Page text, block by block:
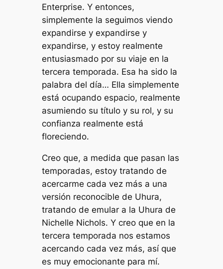
Enterprise. Y entonces,
simplemente la seguimos viendo
expandirse y expandirse y
expandirse, y estoy realmente
entusiasmado por su viaje en la
tercera temporada. Esa ha sido la
palabra del día… Ella simplemente
está ocupando espacio, realmente
asumiendo su título y su rol, y su
confianza realmente está
floreciendo.
Creo que, a medida que pasan las
temporadas, estoy tratando de
acercarme cada vez más a una
versión reconocible de Uhura,
tratando de emular a la Uhura de
Nichelle Nichols. Y creo que en la
tercera temporada nos estamos
acercando cada vez más, así que
es muy emocionante para mí.